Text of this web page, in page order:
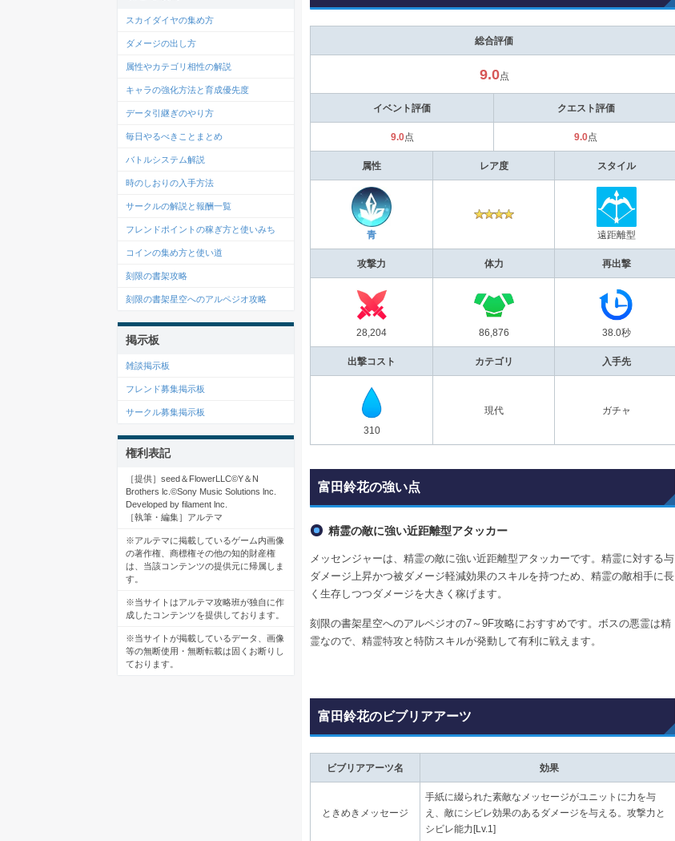
総合評価
9.0点
イベント評価 クエスト評価
9.0点 9.0点
属性 レア度 スタイル
青 遠距離型
攻撃力 体力 再出撃
28,204 86,876 38.0秒
出撃コスト カテゴリ 入手先
310
現代 ガチャ
富田鈴花の強い点
精霊の敵に強い近距離型アタッカー
メッセンジャーは、精霊の敵に強い近距離型アタッカーです。精霊に対する与
ダメージ上昇かつ被ダメージ軽減効果のスキルを持つため、精霊の敵相手に長
く生存しつつダメージを大きく稼げます。
刻限の書架星空へのアルペジオの7～9F攻略におすすめです。ボスの悪霊は精
霊なので、精霊特攻と特防スキルが発動して有利に戦えます。
富田鈴花のビブリアアーツ
ビブリアアーツ名 効果
ときめきメッセージ
手紙に綴られた素敵なメッセージがユニットに力を与
え、敵にシビレ効果のあるダメージを与える。攻撃力と
シビレ能力[Lv.1]
スカイダイヤの集め方
ダメージの出し方
属性やカテゴリ相性の解説
キャラの強化方法と育成優先度
データ引継ぎのやり方
毎日やるべきことまとめ
バトルシステム解説
時のしおりの入手方法
サークルの解説と報酬一覧
フレンドポイントの稼ぎ方と使いみち
コインの集め方と使い道
刻限の書架攻略
刻限の書架星空へのアルペジオ攻略
掲示板
雑談掲示板
フレンド募集掲示板
サークル募集掲示板
権利表記
［提供］seed＆FlowerLLC©️Y＆N
Brothers lc.©️Sony Music Solutions lnc.
Developed by filament lnc.
［執筆・編集］アルテマ
※アルテマに掲載しているゲーム内画像
の著作権、商標権その他の知的財産権
は、当該コンテンツの提供元に帰属しま
す。
※当サイトはアルテマ攻略班が独自に作
成したコンテンツを提供しております。
※当サイトが掲載しているデータ、画像
等の無断使用・無断転載は固くお断りし
ております。